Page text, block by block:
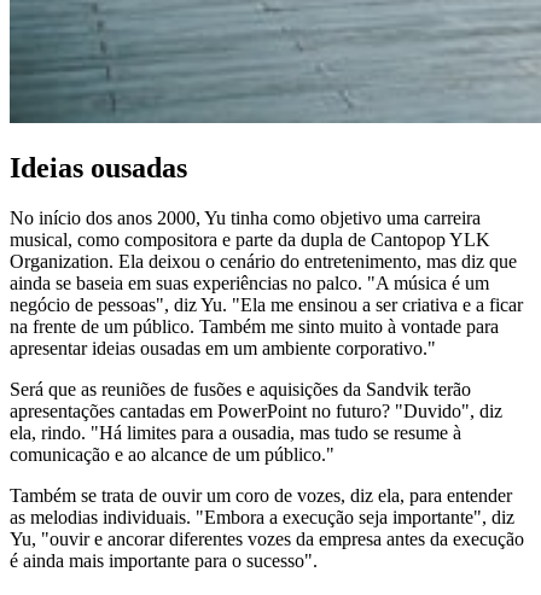
Ideias ousadas
No início dos anos 2000, Yu tinha como objetivo uma carreira
musical, como compositora e parte da dupla de Cantopop YLK
Organization. Ela deixou o cenário do entretenimento, mas diz que
ainda se baseia em suas experiências no palco. "A música é um
negócio de pessoas", diz Yu. "Ela me ensinou a ser criativa e a ficar
na frente de um público. Também me sinto muito à vontade para
apresentar ideias ousadas em um ambiente corporativo."
Será que as reuniões de fusões e aquisições da Sandvik terão
apresentações cantadas em PowerPoint no futuro? "Duvido", diz
ela, rindo. "Há limites para a ousadia, mas tudo se resume à
comunicação e ao alcance de um público."
Também se trata de ouvir um coro de vozes, diz ela, para entender
as melodias individuais. "Embora a execução seja importante", diz
Yu, "ouvir e ancorar diferentes vozes da empresa antes da execução
é ainda mais importante para o sucesso".